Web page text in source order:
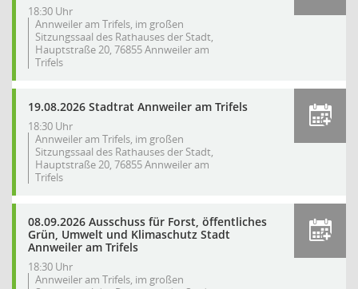
18:30 Uhr
Annweiler am Trifels, im großen
Sitzungssaal des Rathauses der Stadt,
Hauptstraße 20, 76855 Annweiler am
Trifels
19.08.2026 Stadtrat Annweiler am Trifels
18:30 Uhr
Annweiler am Trifels, im großen
Sitzungssaal des Rathauses der Stadt,
Hauptstraße 20, 76855 Annweiler am
Trifels
08.09.2026 Ausschuss für Forst, öffentliches
Grün, Umwelt und Klimaschutz Stadt
Annweiler am Trifels
18:30 Uhr
Annweiler am Trifels, im großen